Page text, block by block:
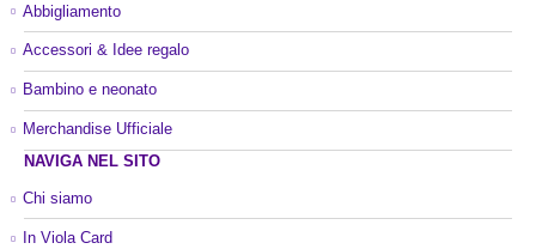
Abbigliamento
Accessori & Idee regalo
Bambino e neonato
Merchandise Ufficiale
NAVIGA NEL SITO
Chi siamo
In Viola Card